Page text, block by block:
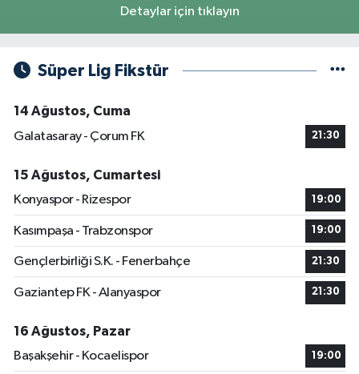
Detaylar için tıklayın
Süper Lig Fikstür
14 Ağustos, Cuma
Galatasaray - Çorum FK
21:30
15 Ağustos, Cumartesi
Konyaspor - Rizespor
19:00
Kasımpaşa - Trabzonspor 19:00
Gençlerbirliği S.K. - Fenerbahçe 21:30
Gaziantep FK - Alanyaspor 21:30
16 Ağustos, Pazar
Başakşehir - Kocaelispor
19:00